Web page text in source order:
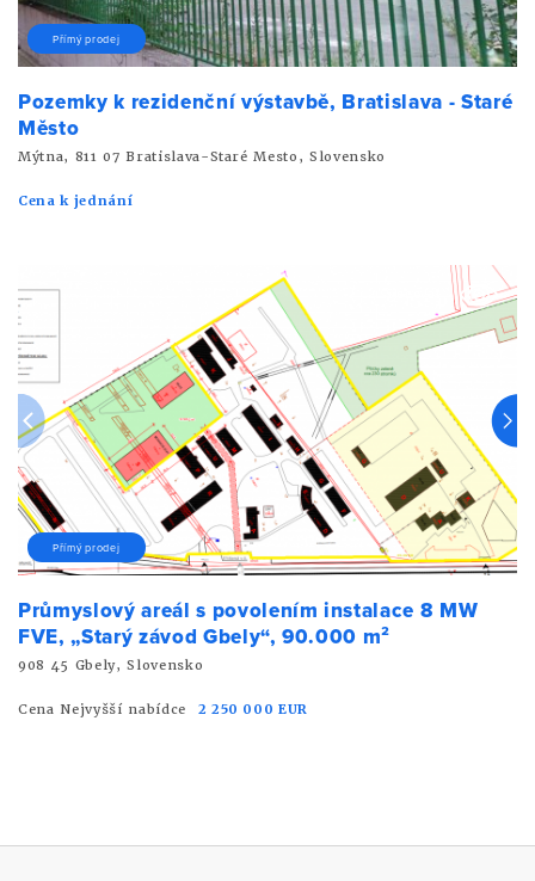
Přímý prodej
Pozemky k rezidenční výstavbě, Bratislava - Staré
Město
Mýtna, 811 07 Bratislava-Staré Mesto, Slovensko
Cena k jednání
Přímý prodej
Průmyslový areál s povolením instalace 8 MW
FVE, „Starý závod Gbely“, 90.000 m²
908 45 Gbely, Slovensko
Cena Nejvyšší nabídce 2 250 000 EUR